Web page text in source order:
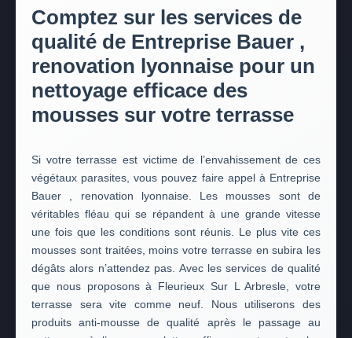
Comptez sur les services de
qualité de Entreprise Bauer ,
renovation lyonnaise pour un
nettoyage efficace des
mousses sur votre terrasse
Si votre terrasse est victime de l’envahissement de ces
végétaux parasites, vous pouvez faire appel à Entreprise
Bauer , renovation lyonnaise. Les mousses sont de
véritables fléau qui se répandent à une grande vitesse
une fois que les conditions sont réunis. Le plus vite ces
mousses sont traitées, moins votre terrasse en subira les
dégâts alors n’attendez pas. Avec les services de qualité
que nous proposons à Fleurieux Sur L Arbresle, votre
terrasse sera vite comme neuf. Nous utiliserons des
produits anti-mousse de qualité après le passage au